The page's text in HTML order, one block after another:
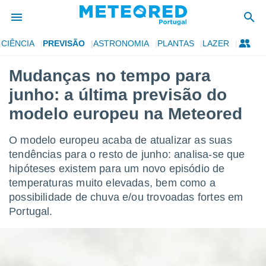
da
foi
para
fornecidas
a este
e
CIÊNCIA PREVISÃO ASTRONOMIA PLANTAS LAZER
Mudanças no tempo para
junho: a última previsão do
modelo europeu na Meteored
O modelo europeu acaba de atualizar as suas
tendências para o resto de junho: analisa-se que
hipóteses existem para um novo episódio de
temperaturas muito elevadas, bem como a
possibilidade de chuva e/ou trovoadas fortes em
Portugal.